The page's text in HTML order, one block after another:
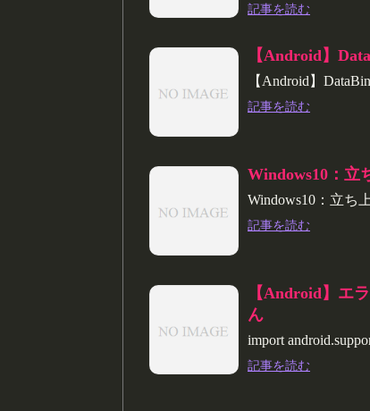
記事を読む
【Android】
【Android】
記事を読む
Windows10：立
Windows10：立ち
記事を読む
【Android】エ
ん
import
記事を読む